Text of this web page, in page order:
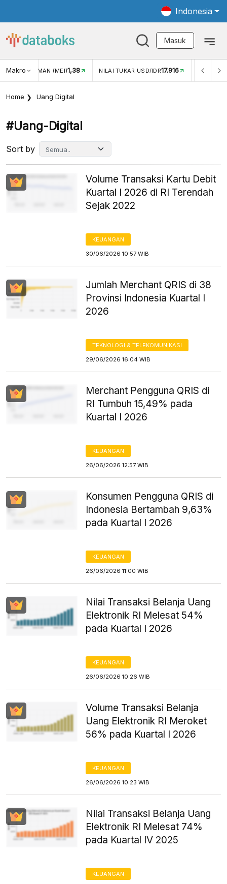
Indonesia
Masuk
Makro
USD/IDR 17.916 INFLASI YOY (JUL)2,88% INFLASI MOM (JUL)
Home Uang Digital
#uang-Digital
Sort by
Volume Transaksi Kartu Debit
Kuartal I 2026 di RI Terendah
Sejak 2022
KEUANGAN
30/06/2026 10:57 WIB
Jumlah Merchant QRIS di 38
Provinsi Indonesia Kuartal I
2026
TEKNOLOGI & TELEKOMUNIKASI
29/06/2026 16:04 WIB
Merchant Pengguna QRIS di
RI Tumbuh 15,49% pada
Kuartal I 2026
KEUANGAN
26/06/2026 12:57 WIB
Konsumen Pengguna QRIS di
Indonesia Bertambah 9,63%
pada Kuartal I 2026
KEUANGAN
26/06/2026 11:00 WIB
Nilai Transaksi Belanja Uang
Elektronik RI Melesat 54%
pada Kuartal I 2026
KEUANGAN
26/06/2026 10:26 WIB
Volume Transaksi Belanja
Uang Elektronik RI Meroket
56% pada Kuartal I 2026
KEUANGAN
26/06/2026 10:23 WIB
Nilai Transaksi Belanja Uang
Elektronik RI Melesat 74%
pada Kuartal IV 2025
KEUANGAN